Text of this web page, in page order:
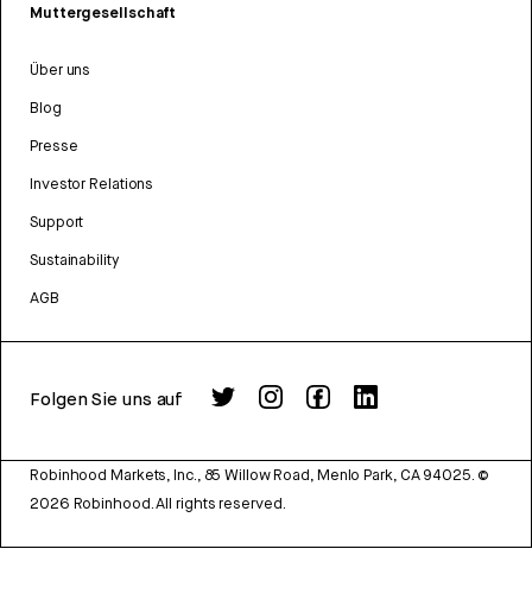
Muttergesellschaft
Über uns
Blog
Presse
Investor Relations
Support
Sustainability
AGB
Folgen Sie uns auf
Robinhood Markets, Inc., 85 Willow Road, Menlo Park, CA 94025. ©
2026 Robinhood. All rights reserved.